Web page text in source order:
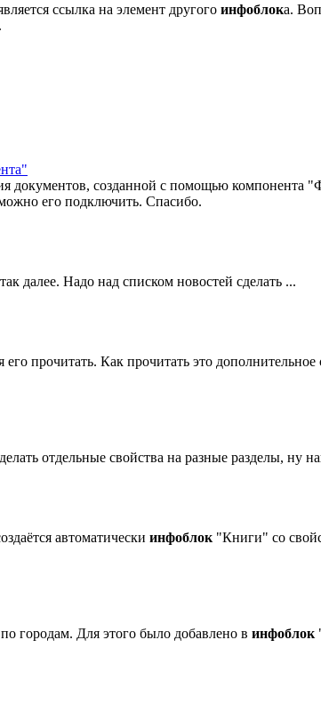
ссылка на элемент другого инфоблока.
документов, созданной с помощью компонента
его подключить. Спасибо.
далее. Надо над списком новостей сделать ...
прочитать. Как прочитать это дополнительное
отдельные свойства на разные разделы, ну
автоматически инфоблок "Книги" со
городам. Для этого было добавлено в инфоблок